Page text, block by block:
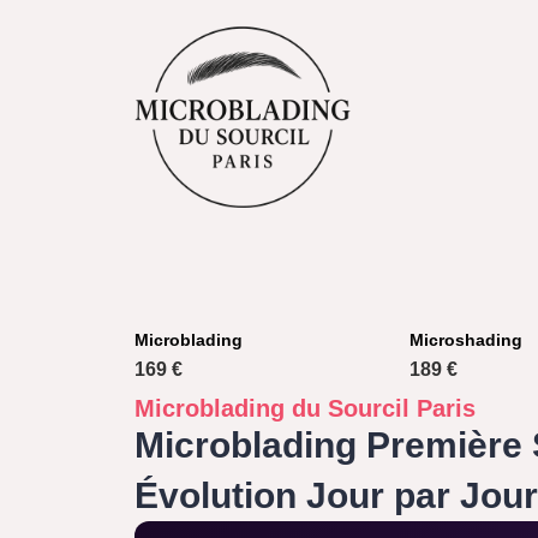
Microblading
169 €
Microshading
189 €
Microblading du Sourcil Paris
Microblading Première
Évolution Jour par Jour